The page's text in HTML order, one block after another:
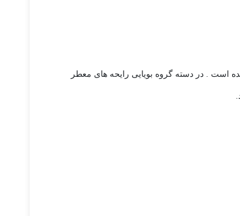
که توسط عطرساز برجسته فرانک ویکل ساخته شده است . این عطر در سال 2020 به بازار عرضه شده است . در دسته گروه بویایی رایحه های معطر